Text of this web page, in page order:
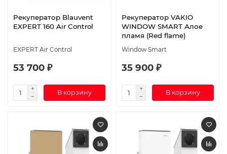
Рекуператор Blauvent
EXPERT 160 Air Control
EXPERT Air Control
53 700 ₽
В корзину
Рекуператор VAKIO
WINDOW SMART Алое
пламя (Red flame)
Window Smart
35 900 ₽
В корзину